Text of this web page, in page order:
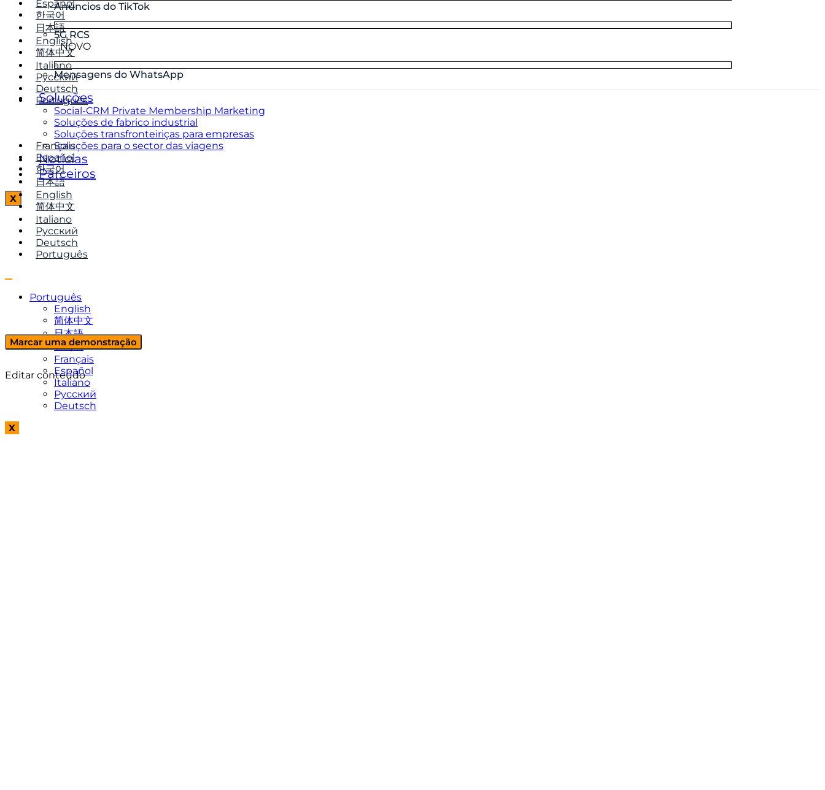
Anúncios do TikTok
5G RCS
NOVO
Mensagens do WhatsApp
Soluções
Social-CRM Private Membership Marketing
Soluções de fabrico industrial
Soluções transfronteiriças para empresas
Soluções para o sector das viagens
Notícias
Parceiros
X
Español
한국어
日本語
English
简体中文
Italiano
Русский
Deutsch
Português
Français
Español
한국어
日本語
English
简体中文
Italiano
Русский
Deutsch
Português
Português
English
简体中文
日本語
한국어
Français
Español
Italiano
Русский
Deutsch
X
Marcar uma demonstração
Editar conteúdo